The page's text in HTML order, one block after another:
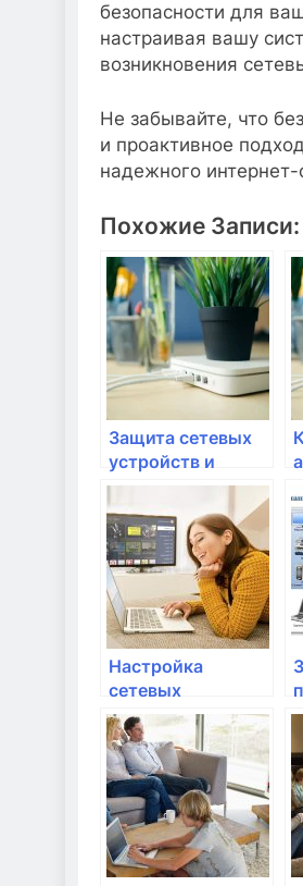
безопасности для
настраивая вашу
возникновения
Не забывайте, что
и проактивное
надежного
Похожие Записи:
Защита сетевых
устройств и
компьютеров от
вирусов и хакеров
Настройка
сетевых
параметров в
Windows